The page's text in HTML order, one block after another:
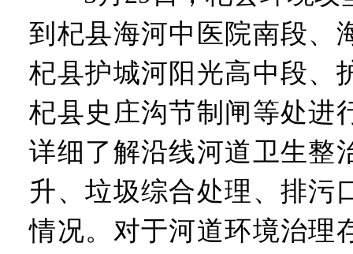
到杞县海河中医院南段、
杞县护城河阳光高中段、
杞县史庄沟节制闸等处进
详细了解沿线河道卫生整
升、垃圾综合处理、排污
情况。对于河道环境治理